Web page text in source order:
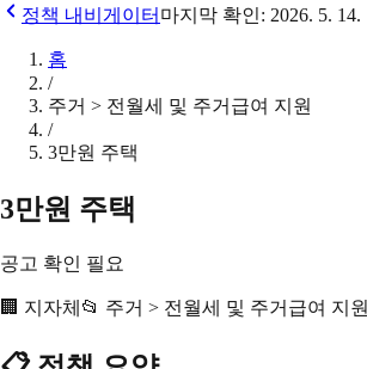
정책 내비게이터 마지막 확인: 2026. 5. 14.
홈
/
주거 > 전월세 및 주거급여 지원
/
3만원 주택
3만원 주택
공고 확인 필요
🏢 지자체 📂 주거 > 전월세 및 주거급여 지원